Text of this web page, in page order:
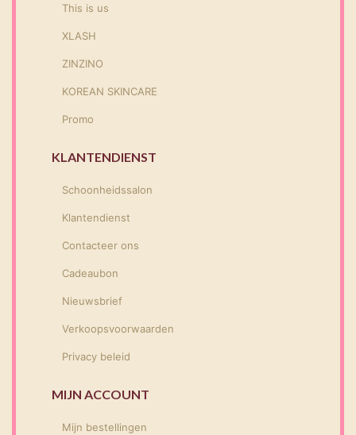
This is us
XLASH
ZINZINO
KOREAN SKINCARE
Promo
KLANTENDIENST
Schoonheidssalon
Klantendienst
Contacteer ons
Cadeaubon
Nieuwsbrief
Verkoopsvoorwaarden
Privacy beleid
MIJN ACCOUNT
Mijn bestellingen